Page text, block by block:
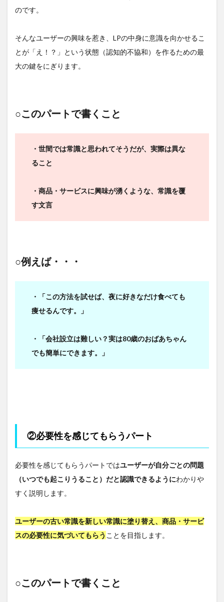
のです。
そんなユーザーの興味を惹き、LPの中身に意識を向かせるこ
とが「え！？」という状態（認知的不協和）を作るための最
大の鍵をにぎります。
○このパートで書くこと
・世間では常識と思われてそうだが、実際は異な
ること
・商品・サービスに興味が湧くような、常識を覆
す文言
○例えば・・・
・「この方法を試せば、夜に好きなだけ食べても
痩せるんです。」
・「会社設立は難しい？実は80歳のおばあちゃん
でも簡単にできます。」
②必要性を感じてもらうパート
必要性を感じてもらうパートではユーザーが自分ごとの問題
（いつでも起こりうること）だと認識できるようにわかりや
すく説明します。
ユーザーの古い常識を新しい常識に塗り替え、商品・サービ
スの必要性に気づいてもらう ことを目指します。
○このパートで書くこと